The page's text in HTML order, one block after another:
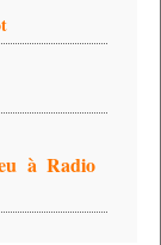
à Radio